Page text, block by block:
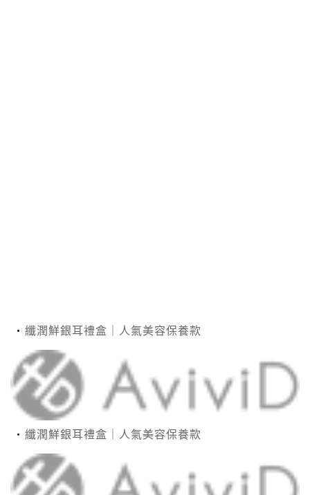
纖潤鮮銀耳禮盒｜人氣美容保養款
纖潤鮮銀耳禮盒｜人氣美容保養款